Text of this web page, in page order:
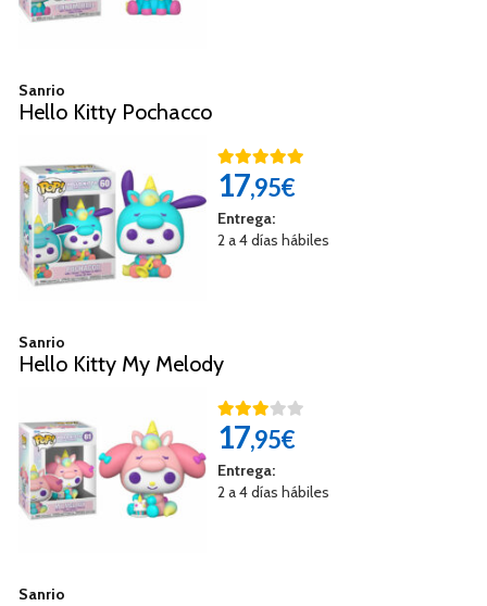
Sanrio
Hello Kitty Pochacco
17,95€
Entrega:
2 a 4 días hábiles
Sanrio
Hello Kitty My Melody
17,95€
Entrega:
2 a 4 días hábiles
Sanrio